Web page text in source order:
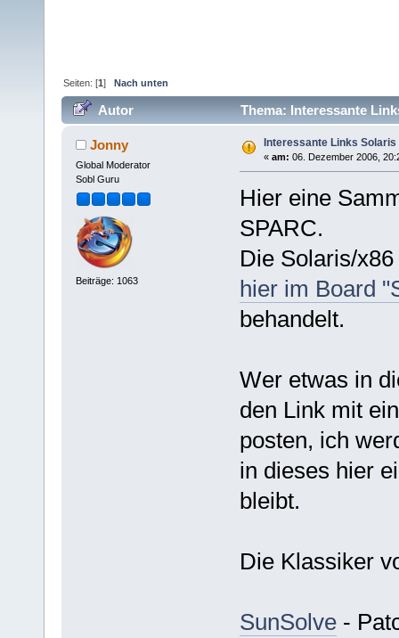
Seiten: [1]Nach unten
Autor Thema: Interessante
Jonny
Global Moderator
Sobl Guru
Beiträge: 1063
Interessante Links Solaris
« am: 06. Dezember 2006,
Hier eine
SPARC.
Die Solaris/
hier im Board
behandelt.
Wer etwas in
den Link mit
posten, ich
in dieses hier
bleibt.
Die Klassiker
SunSolve-